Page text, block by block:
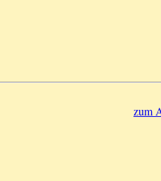
zum